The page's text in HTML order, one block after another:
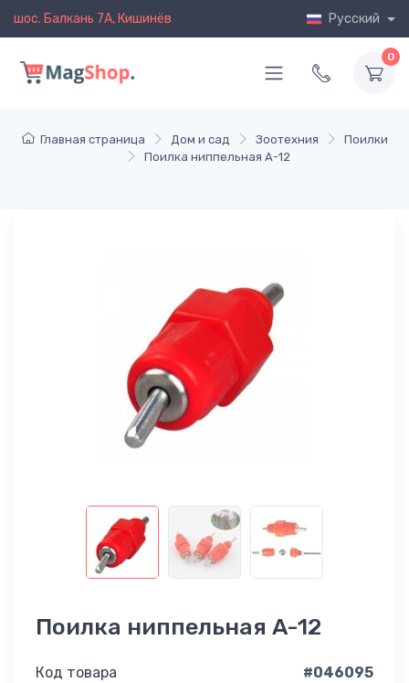
шос. Балкань 7A, Кишинёв Русский
0
Главная страница Дом и сад Зоотехния
Поилки
Поилка ниппельная A-12
Поилка ниппельная A-12
Код товара #046095